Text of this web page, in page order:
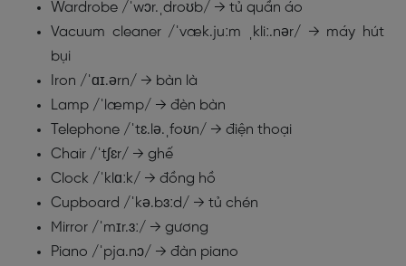
Wardrobe /ˈwɔr.ˌdroʊb/ → tủ quần áo
Vacuum cleaner /ˈvæk.juːm ˌkliː.nər/ → máy hút
bụi
Iron /ˈɑɪ.ərn/ → bàn là
Lamp /ˈlæmp/ → đèn bàn
Telephone /ˈtɛ.lə.ˌfoʊn/ → điện thoại
Chair /ˈtʃɛr/ → ghế
Clock /ˈklɑːk/ → đồng hồ
Cupboard /ˈkə.bɜːd/ → tủ chén
Mirror /ˈmɪr.ɜː/ → gương
Piano /ˈpja.nɔ/ → đàn piano